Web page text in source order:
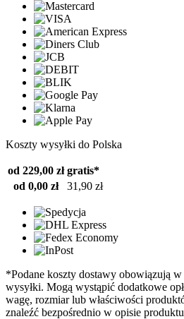
Koszty wysyłki do Polska
od 229,00 zł gratis*
od 0,00 zł
31,90 zł
*Podane koszty dostawy obowiązują
wysyłki. Mogą wystąpić dodatkowe
wagę, rozmiar lub właściwości
znaleźć bezpośrednio w opisie